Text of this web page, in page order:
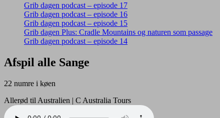
Grib dagen podcast – episode 17
Grib dagen podcast – episode 16
Grib dagen podcast – episode 15
Grib dagen Plus: Cradle Mountains og naturen som passage
Grib dagen podcast – episode 14
Afspil alle Sange
22 numre i køen
Allerød til Australien | C Australia Tours